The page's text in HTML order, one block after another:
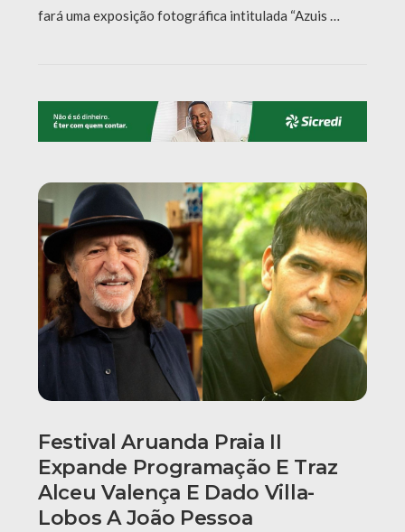
fará uma exposição fotográfica intitulada “Azuis …
Festival Aruanda Praia II
Expande Programação E Traz
Alceu Valença E Dado Villa-
Lobos A João Pessoa